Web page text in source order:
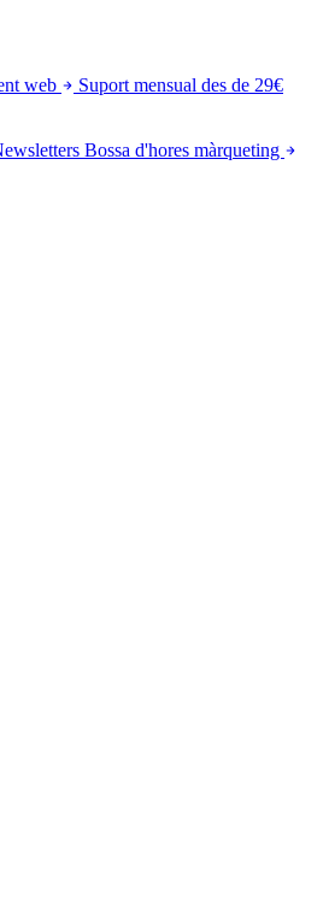
web
Suport mensual des de 29€
Bossa d'hores màrqueting